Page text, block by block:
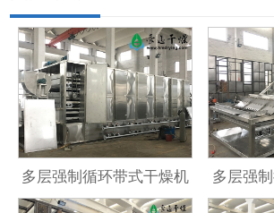
多层强制循环带式干燥机 多层强